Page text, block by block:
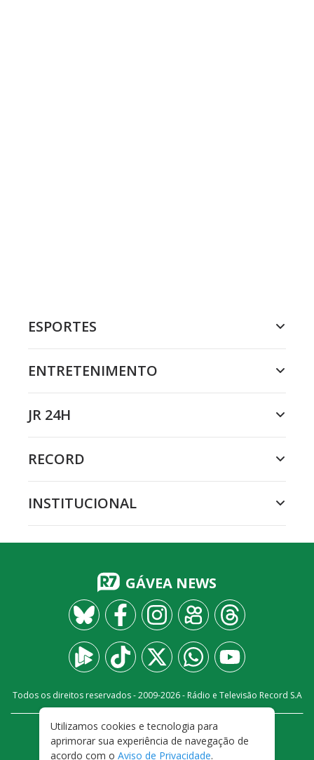
ESPORTES
ENTRETENIMENTO
JR 24H
RECORD
INSTITUCIONAL
GÁVEA NEWS
Todos os direitos reservados - 2009-2026- Rádio e Televisão Record S.A
FALE CONOSCO
PRIVACIDADE
TERMOS E CONDIÇÕES DE USO
Utilizamos cookies e tecnologia para
aprimorar sua experiência de navegação de
acordo com o Aviso de Privacidade.